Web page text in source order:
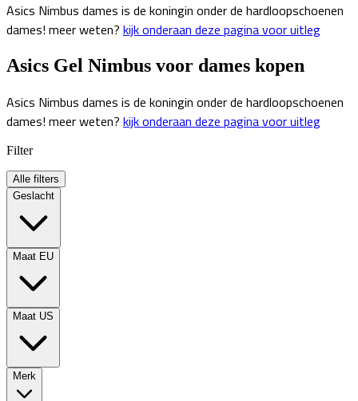
Asics Nimbus dames is de koningin onder de hardloopschoenen
dames! meer weten? kijk onderaan deze pagina voor uitleg
Asics Gel Nimbus voor dames kopen
Asics Nimbus dames is de koningin onder de hardloopschoenen
dames! meer weten? kijk onderaan deze pagina voor uitleg
Filter
Alle filters
Geslacht
Maat EU
Maat US
Merk